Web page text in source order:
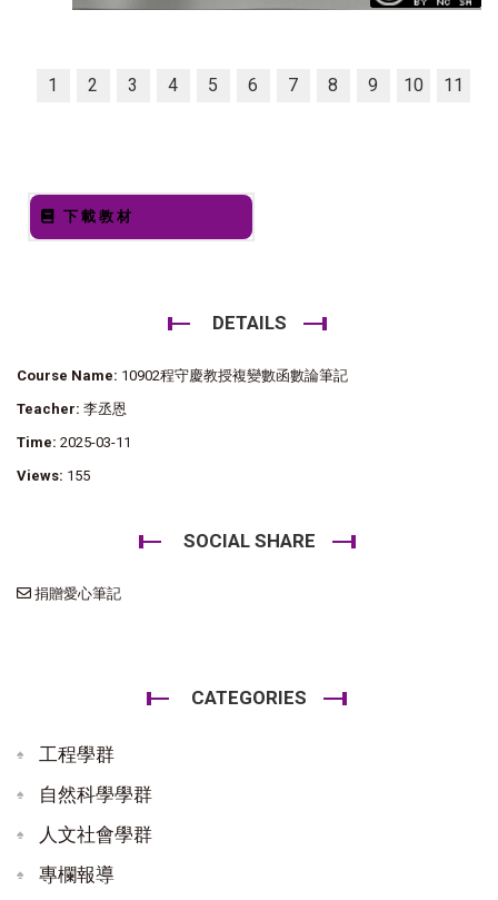
1 2 3 4 5 6 7 8 9 10 11
下載教材
DETAILS
Course Name: 10902程守慶教授複變數函數論筆記
Teacher: 李丞恩
Time: 2025-03-11
Views: 155
SOCIAL SHARE
捐贈愛心筆記
CATEGORIES
工程學群
自然科學學群
人文社會學群
專欄報導